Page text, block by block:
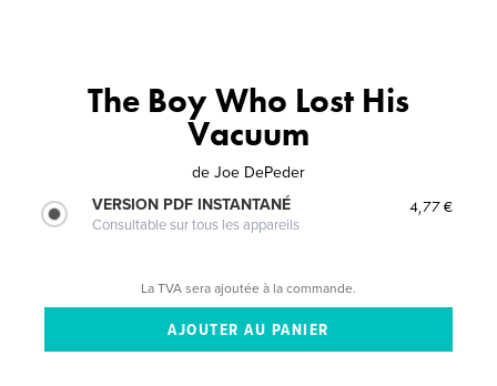
The Boy Who Lost His
Vacuum
de Joe DePeder
VERSION PDF INSTANTANÉ
Consultable sur tous les appareils
4,77 €
La TVA sera ajoutée à la commande.